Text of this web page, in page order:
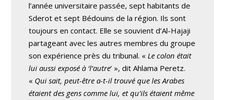
l’année universitaire passée, sept habitants de
Sderot et sept Bédouins de la région. Ils sont
toujours en contact. Elle se souvient d’Al-Hajaji
partageant avec les autres membres du groupe
son expérience près du tribunal. «Le colon était
lui aussi exposé à ‘l’autre‘ », dit Ahlama Peretz.
« Qui sait, peut-être a-t-il trouvé que les Arabes
étaient des gens comme lui, et qu’ils étaient même